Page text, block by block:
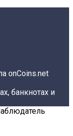
onCoins.net
банкнотах и